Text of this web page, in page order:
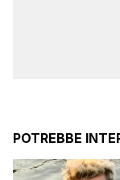
POTREBBE